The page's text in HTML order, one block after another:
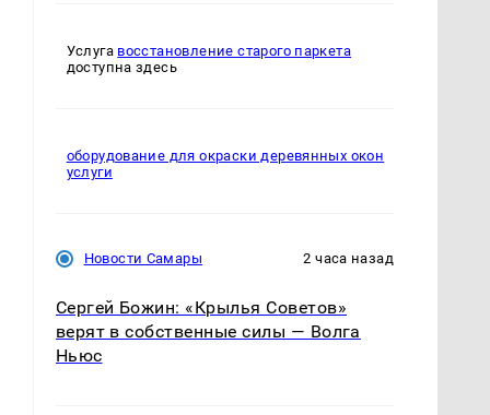
Услуга восстановление старого паркета
доступна здесь
оборудование для окраски деревянных окон
услуги
Новости Самары 2 часа назад
Сергей Божин: «Крылья Советов»
верят в собственные силы — Волга
Ньюс